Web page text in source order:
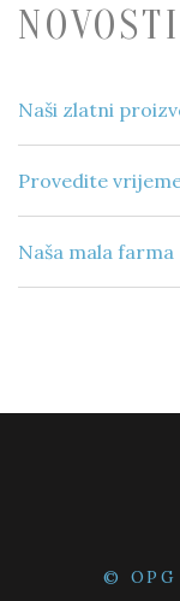
NOVOSTI
Naši zlatni
Provedite
Naša mala farma
© OPG